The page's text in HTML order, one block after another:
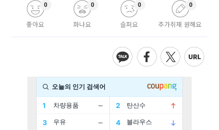
좋아요
0
화나요
0
슬퍼요
0
추가취재 원해요
0